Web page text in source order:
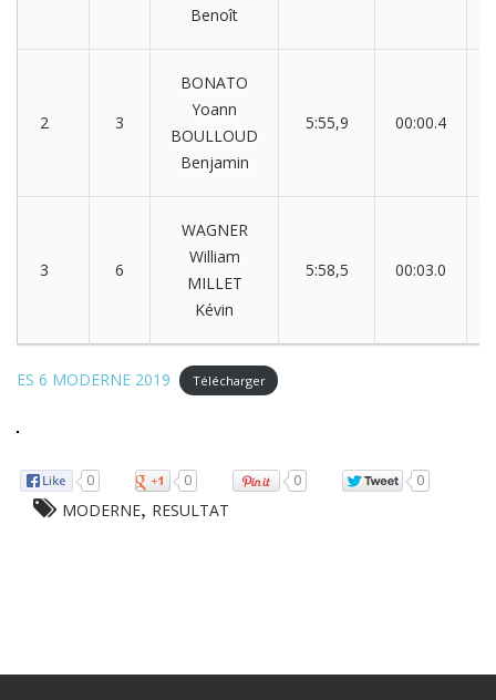
Benoît
2 3
BONATO
Yoann
BOULLOUD
Benjamin
5:55,9 00:00.4
3 6
WAGNER
William
MILLET
Kévin
5:58,5 00:03.0
ES 6 MODERNE 2019 Télécharger
0 0 0 0
MODERNE, RESULTAT